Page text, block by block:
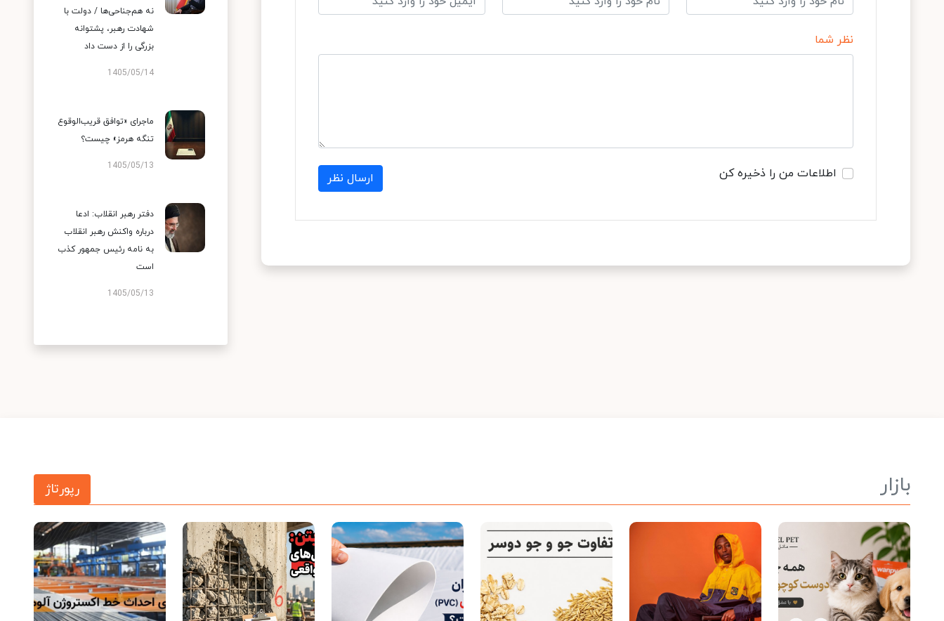
نظر شما
اطلاعات من را ذخیره کن ارسال نظر
نه هم‌جناحی‌ها / دولت با
شهادت رهبر، پشتوانه
بزرگی را از دست داد
1405/05/14
ماجرای «توافق قریب‌الوقوع
تنگه هرمز» چیست؟
1405/05/13
دفتر رهبر انقلاب: ادعا
درباره واکنش رهبر انقلاب
به نامه رئیس جمهور کذب
است
1405/05/13
بازار رپورتاژ